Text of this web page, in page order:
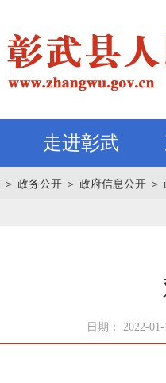
走进彰武
＞ 政务公开 ＞ 政府信息公开 ＞
日期： 2022-01-